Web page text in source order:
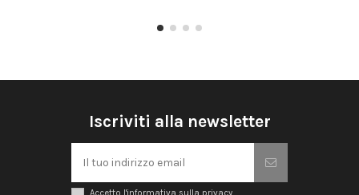
Iscriviti alla newsletter